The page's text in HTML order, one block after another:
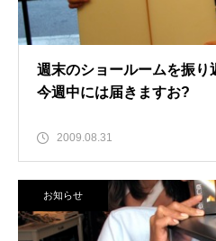
週末のショールームを振
今週中には届きますお?
2009.08.31
お知らせ